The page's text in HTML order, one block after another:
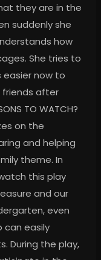
they are in the
suddenly she
how
She tries to
now to
friends after
TO WATCH?
on the
and helping
theme. In
this play
and our
even
can easily
During the play,